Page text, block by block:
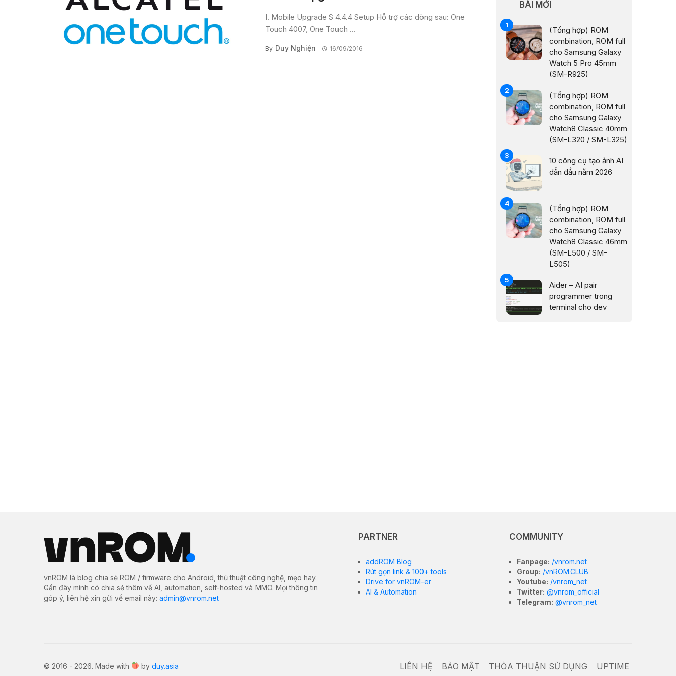
I. Mobile Upgrade S 4.4.4 Setup Hỗ trợ các dòng sau: One
Touch 4007, One Touch ...
By Duy Nghiện 16/09/2016
BÀI MỚI
(Tổng hợp) ROM
combination, ROM full
cho Samsung Galaxy
Watch 5 Pro 45mm
(SM-R925)
(Tổng hợp) ROM
combination, ROM full
cho Samsung Galaxy
Watch8 Classic 40mm
(SM-L320 / SM-L325)
10 công cụ tạo ảnh AI
dẫn đầu năm 2026
(Tổng hợp) ROM
combination, ROM full
cho Samsung Galaxy
Watch8 Classic 46mm
(SM-L500 / SM-
L505)
Aider – AI pair
programmer trong
terminal cho dev
vnROM là blog chia sẻ ROM / firmware cho Android, thủ thuật công nghệ, mẹo hay.
Gần đây mình có chia sẻ thêm về AI, automation, self-hosted và MMO. Mọi thông tin
góp ý, liên hệ xin gửi về email này: admin@vnrom.net
PARTNER
addROM Blog
Rút gọn link & 100+ tools
Drive for vnROM-er
AI & Automation
COMMUNITY
Fanpage: /vnrom.net
Group: /vnROM.CLUB
Youtube: /vnrom_net
Twitter: @vnrom_official
Telegram: @vnrom_net
© 2016 - 2026. Made with by duy.asia LIÊN HỆ BẢO MẬT THỎA THUẬN SỬ DỤNG UPTIME